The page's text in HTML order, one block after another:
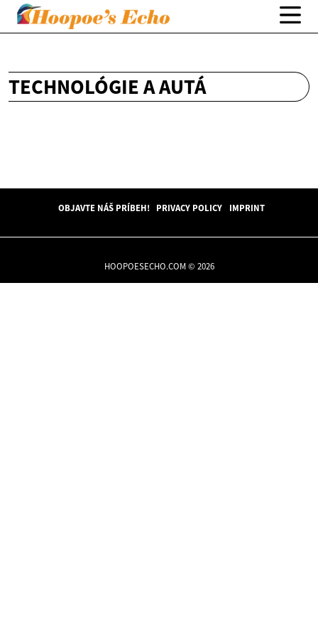
TECHNOLÓGIE A AUTÁ
OBJAVTE NÁŠ PRÍBEH! PRIVACY POLICY IMPRINT
HOOPOESECHO.COM © 2026